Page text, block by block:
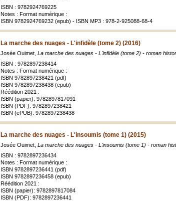
ISBN : 9782924769225
Notes : Format numérique :
ISBN 9782924769232 (epub) - ISBN MP3 : 978-2-925088-68-4
La marche des nuages - L'infidèle (tome 2) (2016)
Josée Ouimet, La marche des nuages - L'infidèle (tome 2) - roman
ISBN : 9782897238414
Notes : Format numérique :
ISBN 9782897238421 (pdf)
ISBN 9782897238438 (epub)
Réédition 2021 :
ISBN (papier): 9782897817091
ISBN (PDF): 9782897238421
ISBN (ePUB): 9782897238438
La marche des nuages - L'insoumis (tome 1) (2015)
Josée Ouimet, La marche des nuages - L'insoumis (tome 1) - roman
ISBN : 9782897236434
Notes : Format numérique :
ISBN 9782897236441 (pdf)
ISBN 9782897236458 (epub)
Réédition 2021 :
ISBN (papier): 9782897817084
ISBN (PDF): 9782897236441